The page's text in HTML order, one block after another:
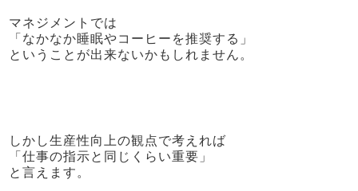
マネジメントでは
「なかなか睡眠やコーヒーを推奨する」
ということが出来ないかもしれません。
しかし生産性向上の観点で考えれば
「仕事の指示と同じくらい重要」
と言えます。